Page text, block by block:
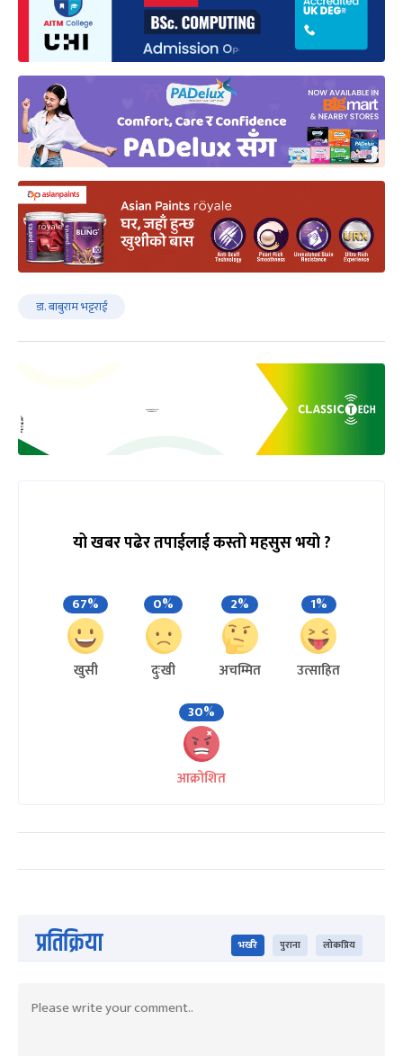
डा. बाबुराम भट्टराई
यो खबर पढेर तपाईलाई कस्तो महसुस भयो ?
67%
खुसी
0%
दुःखी
2%
अचम्मित
1%
उत्साहित
30%
आक्रोशित
प्रतिक्रिया भर्खरै पुराना लोकप्रिय